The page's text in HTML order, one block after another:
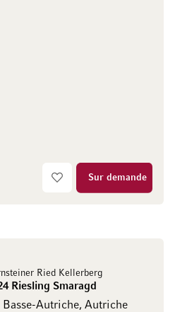
Sur demande
Ried Kellerberg
Riesling Smaragd
Basse-Autriche, Autriche